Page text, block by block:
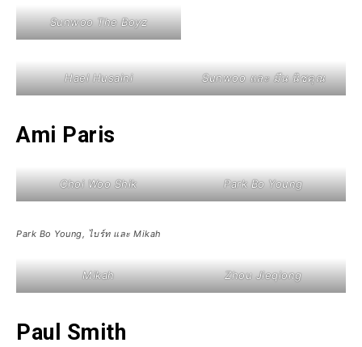
Sunwoo The Boyz
Hael Husaini Sunwoo และ มีน นิชคุณ
Ami Paris
Choi Woo Shik Park Bo Young
Park Bo Young, ไบร์ท และ Mikah
Mikah Zhou Jieqiong
Paul Smith